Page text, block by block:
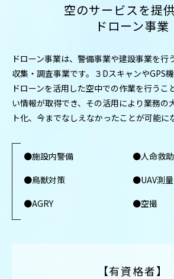
空のサービスを提
ドローン事業
ドローン事業は、警備事業や建設事業を行
収集・調査事業です。３DスキャンやGPS機
ドローンを活用した空中での作業を行うこ
い情報が取得でき、その活用により業務の
ト化、今までなしえなかったことが可能に
●施設内警備
●人命救助
●鳥獣対策
●UAV測量
●AGRY
●空撮
【有資格者】